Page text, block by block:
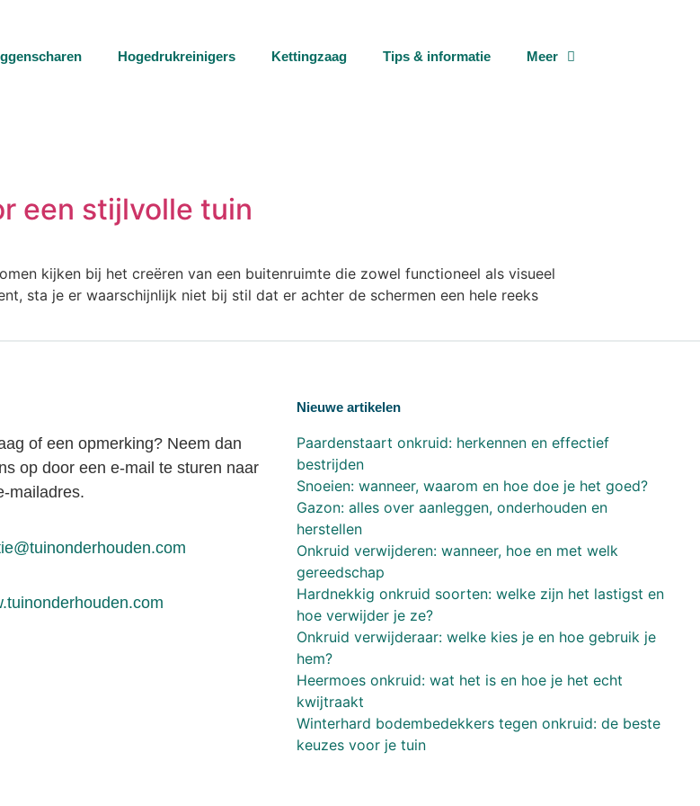
Hogedrukreinigers Kettingzaag Tips & informatie Meer
een stijlvolle tuin
kijken bij het creëren van een buitenruimte die zowel functioneel als visueel
sta je er waarschijnlijk niet bij stil dat er achter de schermen een hele reeks
of een opmerking? Neem dan
op door een e-mail te sturen naar
mailadres.
Nieuwe artikelen
Paardenstaart onkruid: herkennen en effectief
bestrijden
Snoeien: wanneer, waarom en hoe doe je het goed?
Gazon: alles over aanleggen, onderhouden en
herstellen
Onkruid verwijderen: wanneer, hoe en met welk
gereedschap
Hardnekkig onkruid soorten: welke zijn het lastigst en
hoe verwijder je ze?
Onkruid verwijderaar: welke kies je en hoe gebruik je
hem?
Heermoes onkruid: wat het is en hoe je het echt
kwijtraakt
Winterhard bodembedekkers tegen onkruid: de beste
keuzes voor je tuin